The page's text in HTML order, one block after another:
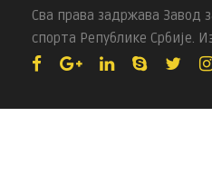
Сва права задржава Завод
спорта Републике Србије.